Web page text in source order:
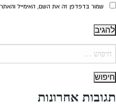
שמור בדפדפן זה את השם, האימייל
תגובות אחרונות